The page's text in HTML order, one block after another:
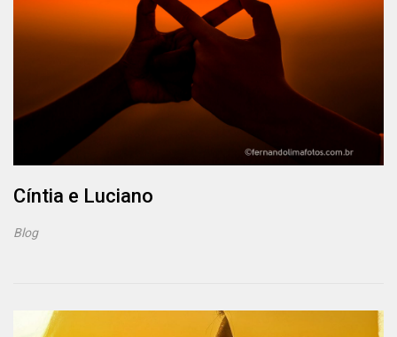
Cíntia e Luciano
Blog